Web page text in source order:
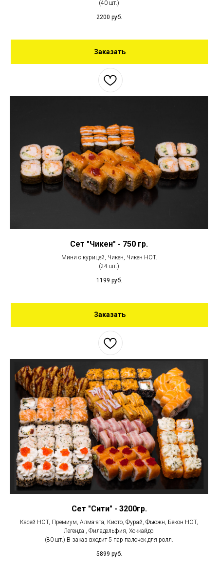
(40 шт.)
2200 руб.
Заказать
Сет "Чикен" - 750 гр.
Мини с курицей, Чикен, Чикен HOT.
(24 шт.)
1199 руб.
Заказать
Сет "Сити" - 3200гр.
Касей HOT, Премиум, Алма-ата, Киото, Фурай, Фьюжн, Бекон HOT,
Легенда , Филадельфия, Хоккайдо.
(80 шт.) В заказ входит 5 пар палочек для ролл.
5899 руб.